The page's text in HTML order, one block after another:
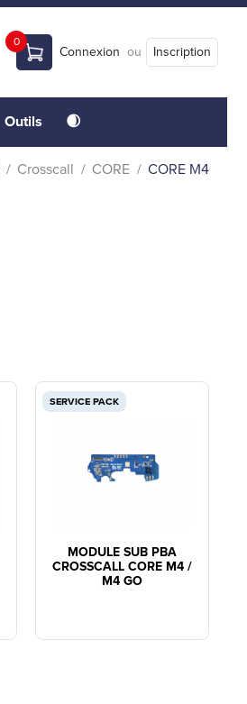
0
Connexion ou Inscription
Outils 🌒
Crosscall CORE CORE M4
SERVICE PACK
MODULE SUB PBA
CROSSCALL CORE M4 /
M4 GO